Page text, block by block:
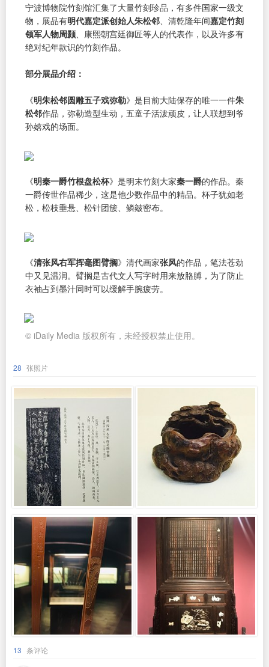
宁波博物院竹刻馆汇集了大量竹刻珍品，有多件国家一级文
物，展品有明代嘉定派创始人朱松邻 、清乾隆年间嘉定竹刻
领军人物周颢 、康熙朝宫廷御匠等人的代表作，以及许多有
绝对纪年款识的竹刻作品。
部分展品介绍：
《明朱松邻圆雕五子戏弥勒》是目前大陆保存的唯一一件朱
松邻作品，弥勒造型生动，五童子活泼顽皮，让人联想到爷
孙嬉戏的场面。
《明秦一爵竹根盘松杯》是明末竹刻大家秦一爵的作品。秦
一爵传世作品稀少，这是他少数作品中的精品。杯子犹如老
松，松枝垂悬、松针团簇、鳞皴密布。
《清张风右军挥毫图臂搁》清代画家张风的作品，笔法苍劲
中又见温润。臂搁是古代文人写字时用来放胳膊，为了防止
衣袖占到墨汁同时可以缓解手腕疲劳。
© iDaily Media 版权所有，未经授权禁止使用。
28 张照片
13 条评论